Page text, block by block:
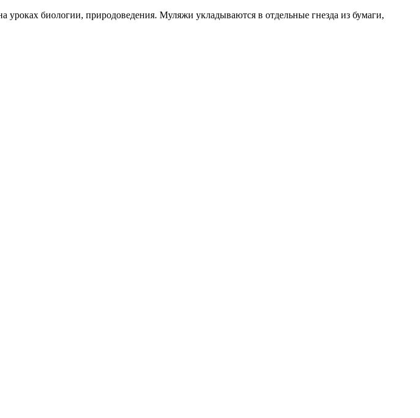
биологии, природоведения. Муляжи укладываются в отдельные гнезда из бумаги,